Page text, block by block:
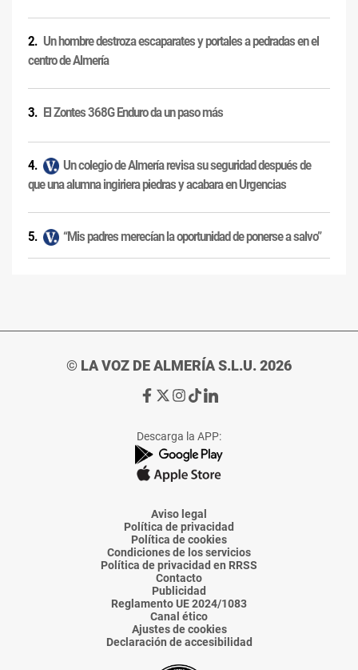
Un hombre destroza escaparates y portales a pedradas en el
centro de Almería
El Zontes 368G Enduro da un paso más
Un colegio de Almería revisa su seguridad después de
que una alumna ingiriera piedras y acabara en Urgencias
“Mis padres merecían la oportunidad de ponerse a salvo”
© LA VOZ DE ALMERÍA S.L.U. 2026
Ir
de
La
Voz
Almería
Ir
de
La
Voz
Almería
Ir
de
La
Voz
Almería
Ir
de
La
Voz
Almería
Ir
de
La
Voz
Descarga la APP:
Aviso legal
Política de privacidad
Política de cookies
Condiciones de los servicios
Política de privacidad en RRSS
Contacto
Publicidad
Reglamento UE 2024/1083
Canal ético
Ajustes de cookies
Declaración de accesibilidad